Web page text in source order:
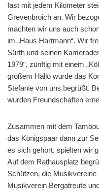
fast mit jedem Kilometer
Grevenbroich an. Wir
machten wir uns auch
im „Haus Hartmann“. Wir
Sürth und seinen
1979“, zünftig mit einem
großem Hallo wurde das
Stefanie von uns begrüßt.
wurden Freundschaften
Zusammen mit dem
das Königspaar dann zur
es sich gehört, spielten wir
Auf dem Rathausplatz
Schützen, die
Musikverein Bergatreute